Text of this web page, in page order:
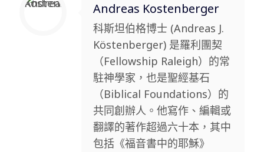
Andreas Kostenberger
科斯坦伯格博士 (Andreas J.
Köstenberger) 是羅利團契
（Fellowship Raleigh）的常
駐神學家，也是聖經基石
（Biblical Foundations）的
共同創辦人。他寫作、編輯或
翻譯的著作超過六十本，其中
包括《福音書中的耶穌》